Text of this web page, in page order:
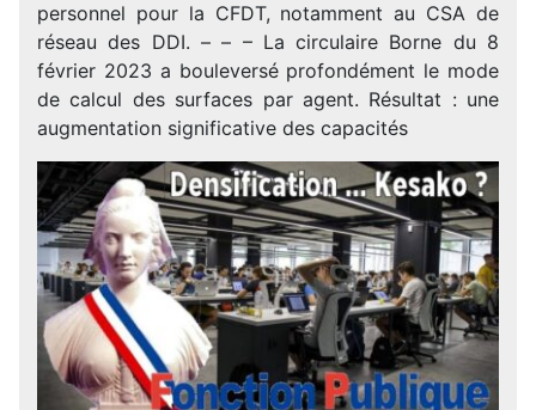
personnel pour la CFDT, notamment au CSA de
réseau des DDI. – – – La circulaire Borne du 8
février 2023 a bouleversé profondément le mode
de calcul des surfaces par agent. Résultat : une
augmentation significative des capacités